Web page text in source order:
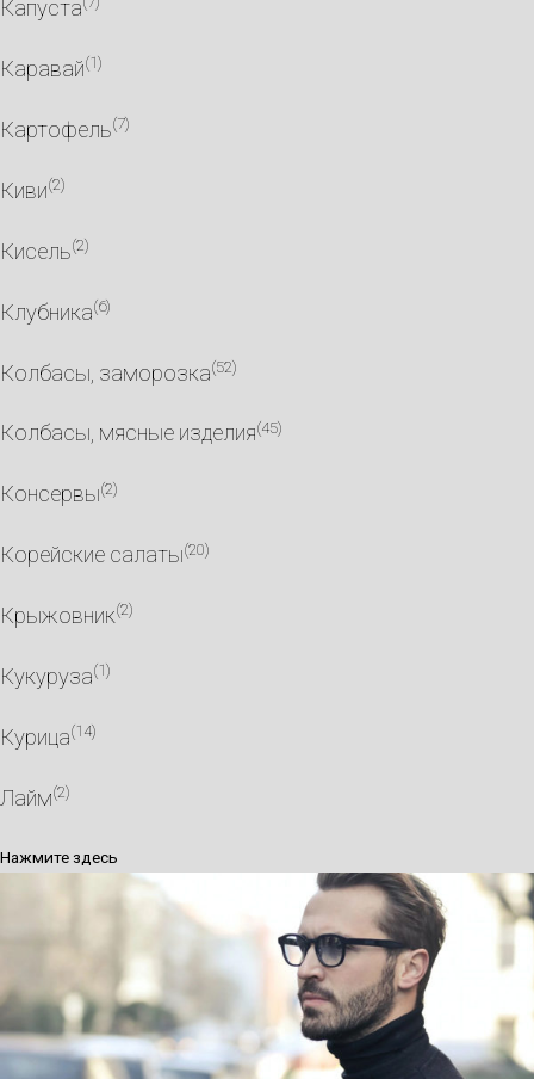
Капуста
Каравай(1)
Картофель(7)
Киви(2)
Кисель(2)
Клубника(6)
Колбасы, заморозка(52)
Колбасы, мясные изделия(45)
Консервы(2)
Корейские салаты(20)
Крыжовник(2)
Кукуруза(1)
Курица(14)
Лайм(2)
Нажмите здесь